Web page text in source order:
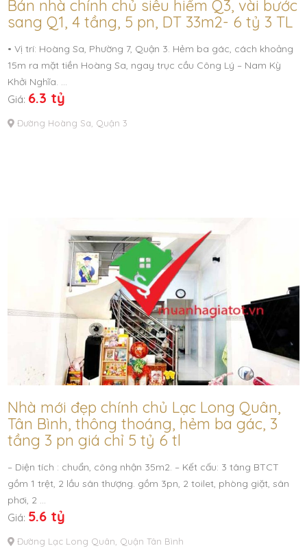
Bán nhà chính chủ siêu hiếm Q3, vài bước
sang Q1, 4 tầng, 5 pn, DT 33m2- 6 tỷ 3 TL
• Vị trí: Hoàng Sa, Phường 7, Quận 3. Hẻm ba gác, cách khoảng
15m ra mặt tiền Hoàng Sa, ngay trục cầu Công Lý – Nam Kỳ
Khởi Nghĩa. …
Giá: 6.3 tỷ
Đường Hoàng Sa, Quận 3
Nhà mới đẹp chính chủ Lạc Long Quân,
Tân Bình, thông thoáng, hẻm ba gác, 3
tầng 3 pn giá chỉ 5 tỷ 6 tl
– Diện tích : chuẩn, công nhận 35m2. – Kết cấu: 3 tâng BTCT
gồm 1 trệt, 2 lầu sân thượng. gồm 3pn, 2 toilet, phòng giặt, sân
phơi, 2 …
Giá: 5.6 tỷ
Đường Lạc Long Quân, Quận Tân Bình